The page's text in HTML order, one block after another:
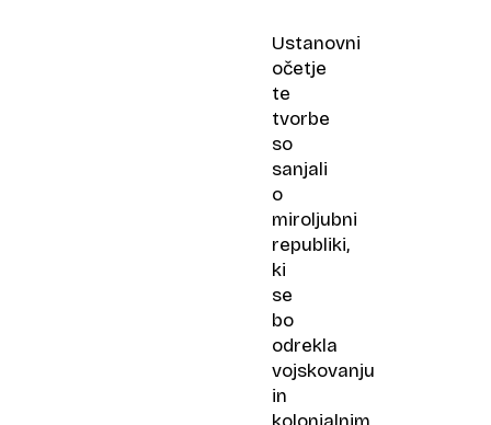
Ustanovni
očetje
te
tvorbe
so
sanjali
o
miroljubni
republiki,
ki
se
bo
odrekla
vojskovanju
in